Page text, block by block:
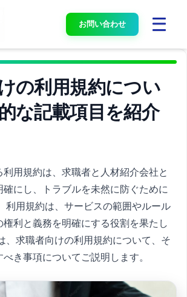
お問い合わせ
の利用規約につい
な記載項目を紹介
利用規約は、求職者と人材紹介会社と
にし、トラブルを未然に防ぐために
利用規約は、サービスの範囲やルール
権利と義務を明確にする役割を果たし
、求職者向けの利用規約について、そ
き事項についてご説明します。